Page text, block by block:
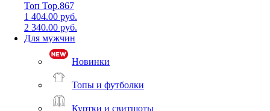
Топ Top.867
1 404.00 руб.
2 340.00 руб.
Для мужчин
Новинки
Топы и футболки
Куртки и свитшоты